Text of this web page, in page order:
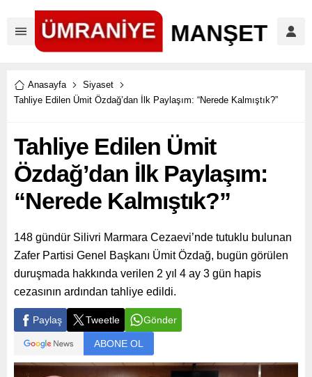
Anasayfa
Siyaset
Tahliye Edilen Ümit Özdağ’dan İlk Paylaşım: “Nerede Kalmıştık?”
Tahliye Edilen Ümit
Özdağ’dan İlk Paylaşım:
“Nerede Kalmıştık?”
148 gündür Silivri Marmara Cezaevi’nde tutuklu bulunan
Zafer Partisi Genel Başkanı Ümit Özdağ, bugün görülen
duruşmada hakkında verilen 2 yıl 4 ay 3 gün hapis
cezasının ardından tahliye edildi.
Paylaş Tweetle Gönder
ABONE OL